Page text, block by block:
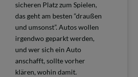
sicheren Platz zum Spielen,
das geht am besten “draußen
und umsonst”. Autos wollen
irgendwo geparkt werden,
und wer sich ein Auto
anschafft, sollte vorher
klären, wohin damit.